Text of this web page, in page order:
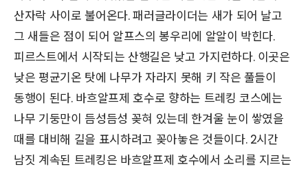
산자락 사이로 불어온다. 패러글라이더는 새가 되어 날고
그 새들은 점이 되어 알프스의 봉우리에 알알이 박힌다.
피르스트에서 시작되는 산행길은 낮고 가지런하다. 이곳은
낮은 평균기온 탓에 나무가 자라지 못해 키 작은 풀들이
동행이 된다. 바흐알프제 호수로 향하는 트레킹 코스에는
나무 기둥만이 듬성듬성 꽂혀 있는데 한겨울 눈이 쌓였을
때를 대비해 길을 표시하려고 꽂아놓은 것들이다. 2시간
남짓 계속된 트레킹은 바흐알프제 호수에서 소리를 지르는